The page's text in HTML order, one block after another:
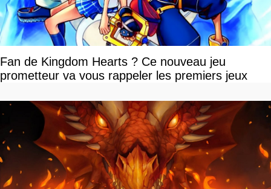
Fan de Kingdom Hearts ? Ce nouveau jeu
prometteur va vous rappeler les premiers jeux